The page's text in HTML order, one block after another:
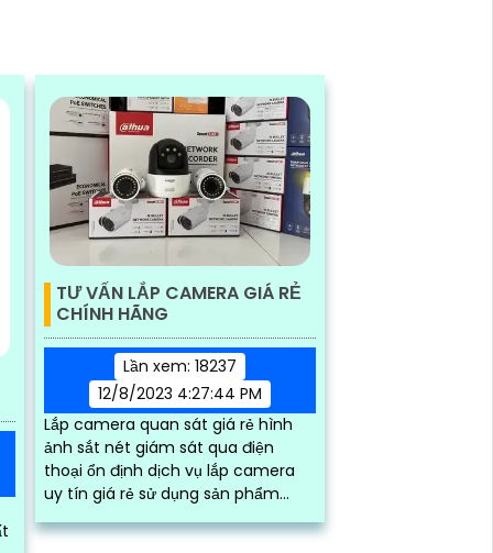
TƯ VẤN LẮP CAMERA GIÁ RẺ
CHÍNH HÃNG
Lần xem: 18237
12/8/2023 4:27:44 PM
Lắp camera quan sát giá rẻ hình
ảnh sắt nét giám sát qua điện
thoại ổn định dịch vụ lắp camera
uy tín giá rẻ sử dụng sản phẩm
camera chính hãng chất lượng
hàng đầu